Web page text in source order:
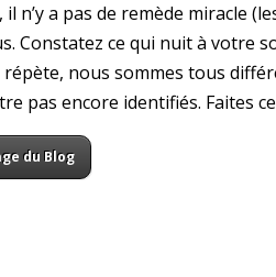
il n’y a pas de remède miracle
Constatez ce qui nuit à votre
répète, nous sommes tous
pas encore identifiés. Faites
du Blog